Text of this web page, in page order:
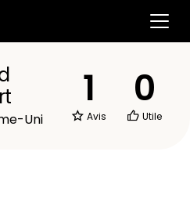
Uni
1
Avis
0
Utile